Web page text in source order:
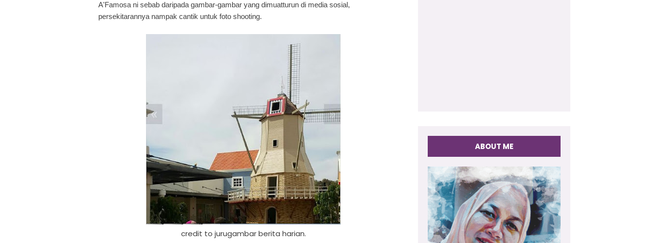
A'Famosa ni sebab daripada gambar-gambar yang dimuatturun di media sosial,
persekitarannya nampak cantik untuk foto shooting.
credit to jurugambar berita harian.
ABOUT ME